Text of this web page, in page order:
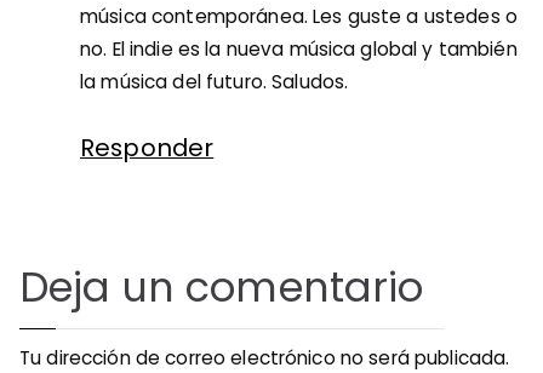
música contemporánea. Les guste a ustedes o
no. El indie es la nueva música global y también
la música del futuro. Saludos.
Responder
Deja un comentario
Tu dirección de correo electrónico no será publicada.